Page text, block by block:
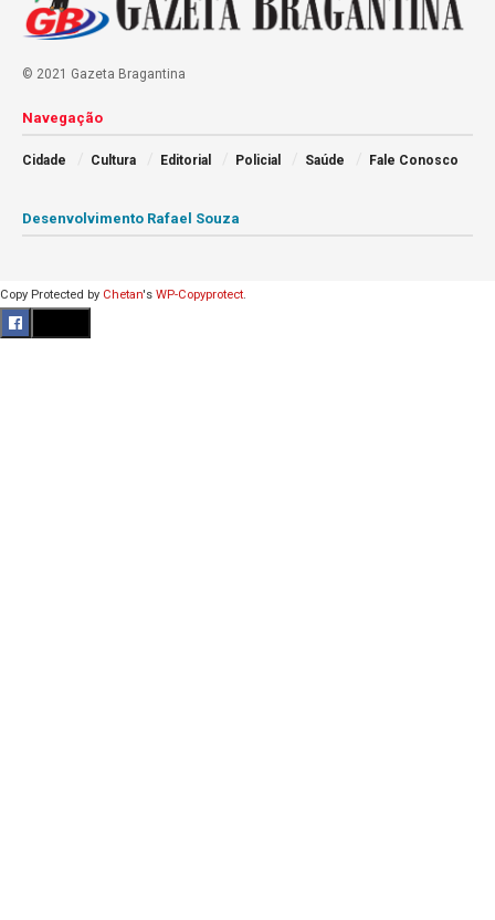
© 2021 Gazeta Bragantina
Navegação
Cidade Cultura Editorial Policial Saúde Fale Conosco
Desenvolvimento Rafael Souza
Copy Protected by Chetan's WP-Copyprotect.